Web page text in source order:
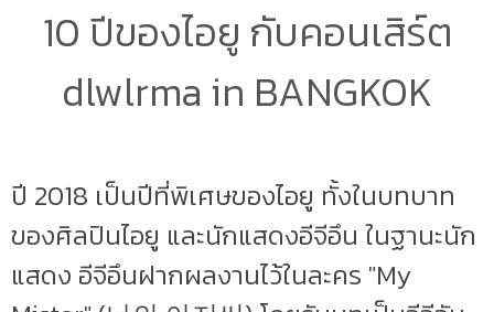
10 ปีของไอยู กับคอนเสิร์ต
dlwlrma in BANGKOK
ปี 2018 เป็นปีที่พิเศษของไอยู ทั้งในบทบาท
ของศิลปินไอยู และนักแสดงอีจีอึน ในฐานะนัก
แสดง อีจีอึนฝากผลงานไว้ในละคร "My